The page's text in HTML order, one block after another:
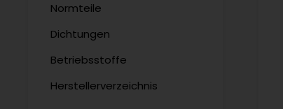
Normteile
Dichtungen
Betriebsstoffe
Herstellerverzeichnis